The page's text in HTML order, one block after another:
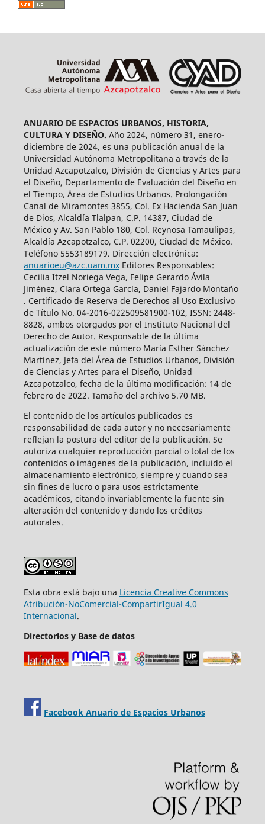
ANUARIO DE ESPACIOS URBANOS, HISTORIA,
CULTURA Y DISEÑO. Año 2024, número 31, enero-
diciembre de 2024, es una publicación anual de la
Universidad Autónoma Metropolitana a través de la
Unidad Azcapotzalco, División de Ciencias y Artes para
el Diseño, Departamento de Evaluación del Diseño en
el Tiempo, Área de Estudios Urbanos. Prolongación
Canal de Miramontes 3855, Col. Ex Hacienda San Juan
de Dios, Alcaldía Tlalpan, C.P. 14387, Ciudad de
México y Av. San Pablo 180, Col. Reynosa Tamaulipas,
Alcaldía Azcapotzalco, C.P. 02200, Ciudad de México.
Teléfono 5553189179. Dirección electrónica:
anuarioeu@azc.uam.mxEditores Responsables:
Cecilia Itzel Noriega Vega, Felipe Gerardo Ávila
Jiménez, Clara Ortega García, Daniel Fajardo Montaño
. Certificado de Reserva de Derechos al Uso Exclusivo
de Título No. 04-2016-022509581900-102, ISSN: 2448-
8828, ambos otorgados por el Instituto Nacional del
Derecho de Autor. Responsable de la última
actualización de este número María Esther Sánchez
Martínez, Jefa del Área de Estudios Urbanos, División
de Ciencias y Artes para el Diseño, Unidad
Azcapotzalco, fecha de la última modificación: 14 de
febrero de 2022. Tamaño del archivo 5.70 MB.
El contenido de los artículos publicados es
responsabilidad de cada autor y no necesariamente
reflejan la postura del editor de la publicación. Se
autoriza cualquier reproducción parcial o total de los
contenidos o imágenes de la publicación, incluido el
almacenamiento electrónico, siempre y cuando sea
sin fines de lucro o para usos estrictamente
académicos, citando invariablemente la fuente sin
alteración del contenido y dando los créditos
autorales.
Esta obra está bajo una Licencia Creative Commons
Atribución-NoComercial-CompartirIgual 4.0
Internacional.
Directorios y Base de datos
Facebook Anuario de Espacios Urbanos